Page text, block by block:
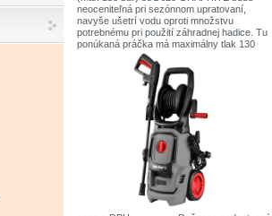
neoceniteľná pri sezónnom upratovaní,
navyše ušetrí vodu oproti množstvu
potrebnému pri použití záhradnej hadice. Tu
ponúkaná práčka má maximálny tlak 130
barov a podporuje prietok 6 litrov vody za
minútu. Vďaka ergonomickej pištoľovej
rukoväti a 5 metrovej vysokotlakovej hadici
je jej použitie mimoriadne jednoduché a
príjemné. Zariadenie je vybavené hliníkovou
pumpou a sadou príslušenstva vr. držiak
príslušenstva alebo kolík na čistenie trysky.
Veľkou výhodou práčky je aj praktický
hadicový bubon a veľké kolesá pre ľahký
presun. Vlastnosti produktu: pre použitie v
záhrade, na príjazdovej ceste alebo na
terase, systém automatického zastavenia,
hliníkové čerpadlo, navijak vysokotlakovej
hadice, veľké kolesá, ľahko sa prepravujú.